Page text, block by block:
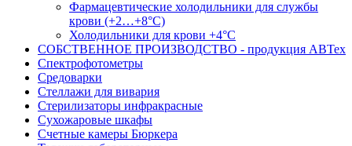
Фармацевтические холодильники для службы
крови (+2…+8°С)
Холодильники для крови +4°С
СОБСТВЕННОЕ ПРОИЗВОДСТВО - продукция АВТех
Спектрофотометры
Средоварки
Стеллажи для вивария
Стерилизаторы инфракрасные
Сухожаровые шкафы
Счетные камеры Бюркера